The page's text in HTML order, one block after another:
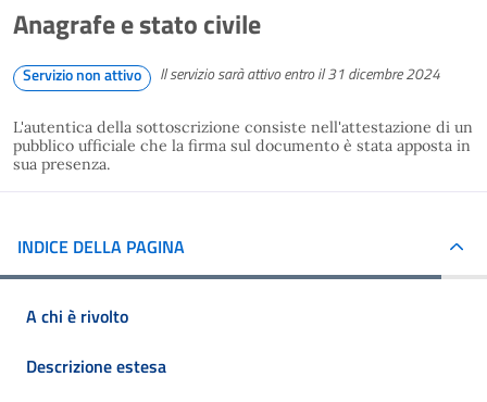
Anagrafe e stato civile
Servizio non attivo Il servizio sarà attivo entro il 31 dicembre 2024
L'autentica della sottoscrizione consiste nell'attestazione di un
pubblico ufficiale che la firma sul documento è stata apposta in
sua presenza.
INDICE DELLA PAGINA
A chi è rivolto
Descrizione estesa